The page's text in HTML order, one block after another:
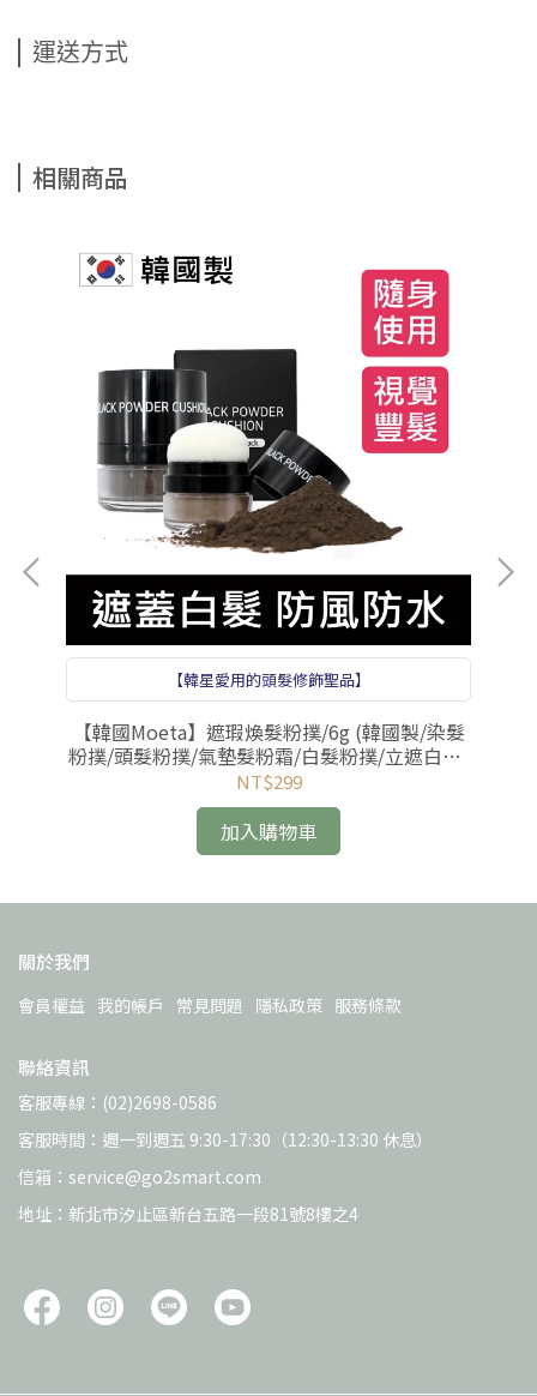
運送方式
相關商品
【韓星愛用的頭髮修飾聖品】
【韓國Moeta】遮瑕煥髮粉撲/6g (韓國製/染髮
粉撲/頭髮粉撲/氣墊髮粉霜/白髮粉撲/立遮白髮/
防風防水)
NT$299
加入購物車
關於我們
會員權益 我的帳戶 常見問題 隱私政策 服務條款
聯絡資訊
客服專線：(02)2698-0586
客服時間：週一到週五 9:30-17:30（12:30-13:30 休息）
信箱：service@go2smart.com
地址：新北市汐止區新台五路一段81號8樓之4